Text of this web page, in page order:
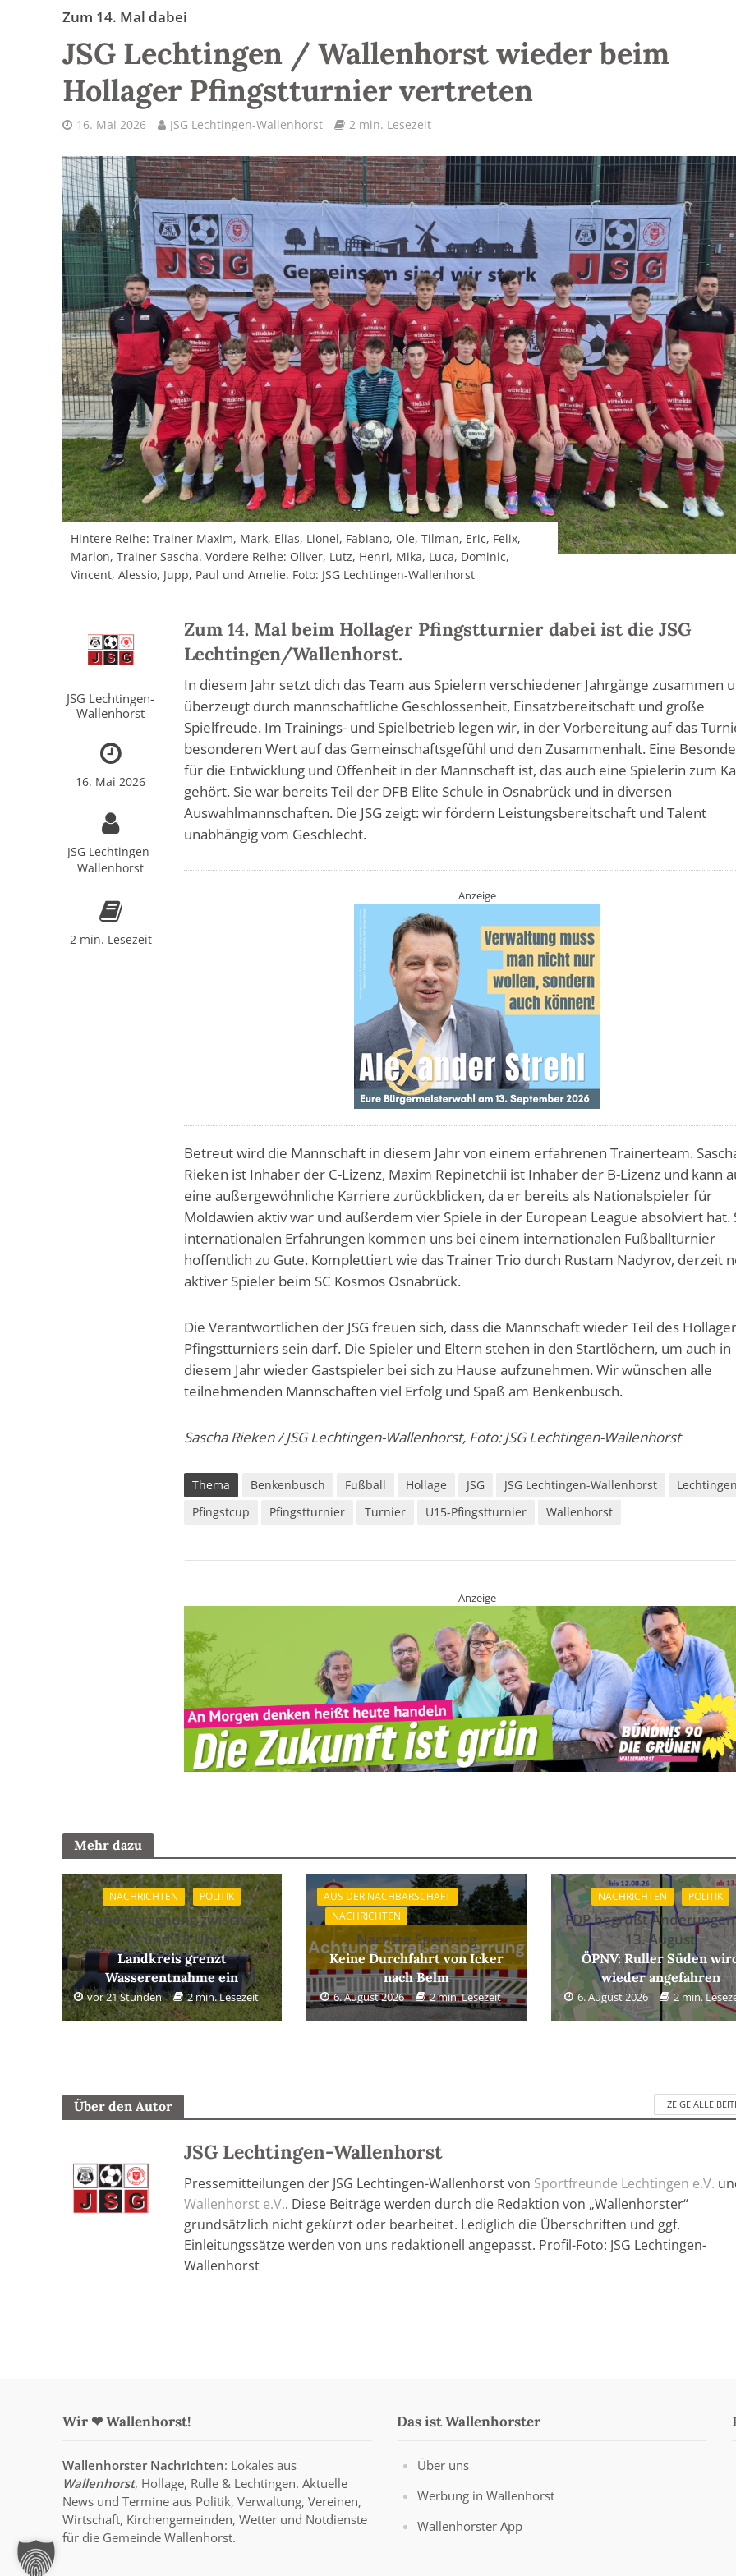
Zum 14. Mal dabei
JSG Lechtingen / Wallenhorst wieder beim
Hollager Pfingstturnier vertreten
16. Mai 2026 JSG Lechtingen-Wallenhorst 2 min. Lesezeit
Hintere Reihe: Trainer Maxim, Mark, Elias, Lionel, Fabiano, Ole, Tilman, Eric, Felix,
Marlon, Trainer Sascha. Vordere Reihe: Oliver, Lutz, Henri, Mika, Luca, Dominic,
Vincent, Alessio, Jupp, Paul und Amelie. Foto: JSG Lechtingen-Wallenhorst
JSG Lechtingen-
Wallenhorst
16. Mai 2026
JSG Lechtingen-
Wallenhorst
2 min. Lesezeit
Zum 14. Mal beim Hollager Pfingstturnier dabei ist die JSG
Lechtingen/Wallenhorst.
In diesem Jahr setzt dich das Team aus Spielern verschiedener Jahrgänge zusammen
überzeugt durch mannschaftliche Geschlossenheit, Einsatzbereitschaft und große
Spielfreude. Im Trainings- und Spielbetrieb legen wir, in der Vorbereitung auf das
besonderen Wert auf das Gemeinschaftsgefühl und den Zusammenhalt. Eine
für die Entwicklung und Offenheit in der Mannschaft ist, das auch eine Spielerin zum
gehört. Sie war bereits Teil der DFB Elite Schule in Osnabrück und in diversen
Auswahlmannschaften. Die JSG zeigt: wir fördern Leistungsbereitschaft und Talent
unabhängig vom Geschlecht.
Anzeige
Betreut wird die Mannschaft in diesem Jahr von einem erfahrenen Trainerteam.
Rieken ist Inhaber der C-Lizenz, Maxim Repinetchii ist Inhaber der B-Lizenz und kann
eine außergewöhnliche Karriere zurückblicken, da er bereits als Nationalspieler für
Moldawien aktiv war und außerdem vier Spiele in der European League absolviert hat.
internationalen Erfahrungen kommen uns bei einem internationalen Fußballturnier
hoffentlich zu Gute. Komplettiert wie das Trainer Trio durch Rustam Nadyrov, derzeit
aktiver Spieler beim SC Kosmos Osnabrück.
Die Verantwortlichen der JSG freuen sich, dass die Mannschaft wieder Teil des
Pfingstturniers sein darf. Die Spieler und Eltern stehen in den Startlöchern, um auch in
diesem Jahr wieder Gastspieler bei sich zu Hause aufzunehmen. Wir wünschen alle
teilnehmenden Mannschaften viel Erfolg und Spaß am Benkenbusch.
Sascha Rieken / JSG Lechtingen-Wallenhorst, Foto: JSG Lechtingen-Wallenhorst
Thema Benkenbusch Fußball Hollage JSG JSG Lechtingen-Wallenhorst
Pfingstcup
Pfingstturnier Turnier U15-Pfingstturnier Wallenhorst
Anzeige
Mehr dazu
NACHRICHTEN POLITIK
Keine Beregnung zwischen
12 und 18 Uhr
Landkreis grenzt
Wasserentnahme ein
vor 21 Stunden 2 min. Lesezeit
AUS DER NACHBARSCHAFT
NACHRICHTEN
Nächste Sperrung
Keine Durchfahrt von Icker
nach Belm
6. August 2026 2 min. Lesezeit
NACHRICHTEN POLITIK
FDP begrüßt
13. August
ÖPNV: Ruller Süden
wieder angefahren
6. August 2026 2 min.
Über den Autor ZEIGE ALLE
JSG Lechtingen-Wallenhorst
Pressemitteilungen der JSG Lechtingen-Wallenhorst von Sportfreunde Lechtingen e.V.
Wallenhorst e.V.. Diese Beiträge werden durch die Redaktion von „Wallenhorster“
grundsätzlich nicht gekürzt oder bearbeitet. Lediglich die Überschriften und ggf.
Einleitungssätze werden von uns redaktionell angepasst. Profil-Foto: JSG Lechtingen-
Wallenhorst
Wir ❤ Wallenhorst!
Wallenhorster Nachrichten: Lokales aus
Wallenhorst, Hollage, Rulle & Lechtingen. Aktuelle
News und Termine aus Politik, Verwaltung, Vereinen,
Wirtschaft, Kirchengemeinden, Wetter und Notdienste
für die Gemeinde Wallenhorst.
Das ist Wallenhorster
Über uns
Werbung in Wallenhorst
Wallenhorster App